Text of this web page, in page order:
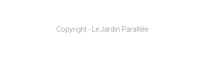
Copyright - Le Jardin Parallèle